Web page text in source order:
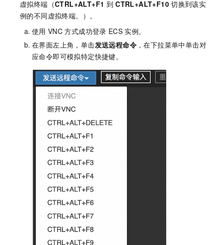
虚拟终端（CTRL+ALT+F1 到 CTRL+ALT+F10 切换到该实
例的不同虚拟终端。）。
使用 VNC 方式成功登录 ECS 实例。
在界面左上角，单击发送远程命令 ，在下拉菜单中单击对
应命令即可模拟特定快捷键。